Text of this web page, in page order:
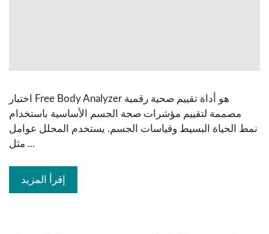
اختبار Free Body Analyzer هو أداة تقييم صحية رقمية
مصممة لتقييم مؤشرات صحة الجسم الأساسية باستخدام
نمط الحياة البسيط وقياسات الجسم. يستخدم المحلل عوامل
مثل ...
إقرأ المزيد